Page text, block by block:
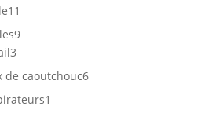
11
produits
99
33
produits
de caoutchouc66
1